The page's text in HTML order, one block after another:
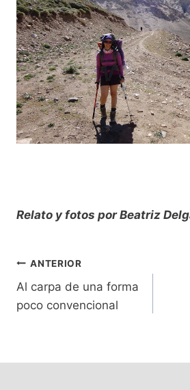
Relato y fotos por Beatriz
NAVEGACIÓN
DE
ANTERIOR
Al carpa de una forma
poco convencional